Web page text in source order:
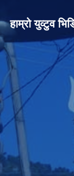
हाम्रो युव्टुव